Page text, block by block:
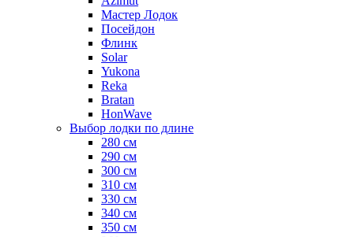
Мастер Лодок
Посейдон
Флинк
Solar
Yukona
Reka
Bratan
HonWave
Выбор лодки по длине
280 см
290 см
300 см
310 см
330 см
340 см
350 см